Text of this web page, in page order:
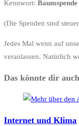
Kennwort:
(Die Spenden sind
Jedes Mal wenn auf
veranlassen. Natürlich
Das könnte dir
Internet und Klima